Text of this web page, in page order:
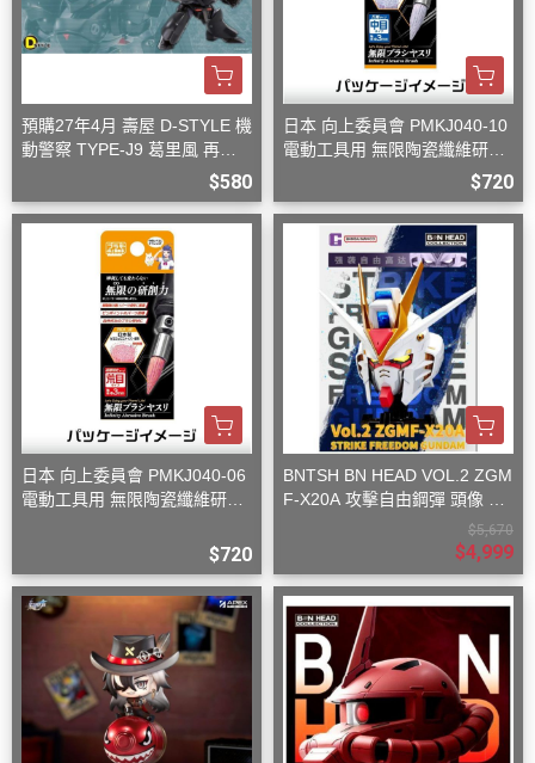
預購27年4月 壽屋 D-STYLE 機
動警察 TYPE-J9 葛里風 再版
$580
日本 向上委員會 PMKJ040-10
電動工具用 無限陶瓷纖維研磨
$720
日本 向上委員會 PMKJ040-06
電動工具用 無限陶瓷纖維研磨
$720
BNTSH BN HEAD VOL.2 ZGM
F-X20A 攻擊自由鋼彈 頭像 53
$5,670
$4,999